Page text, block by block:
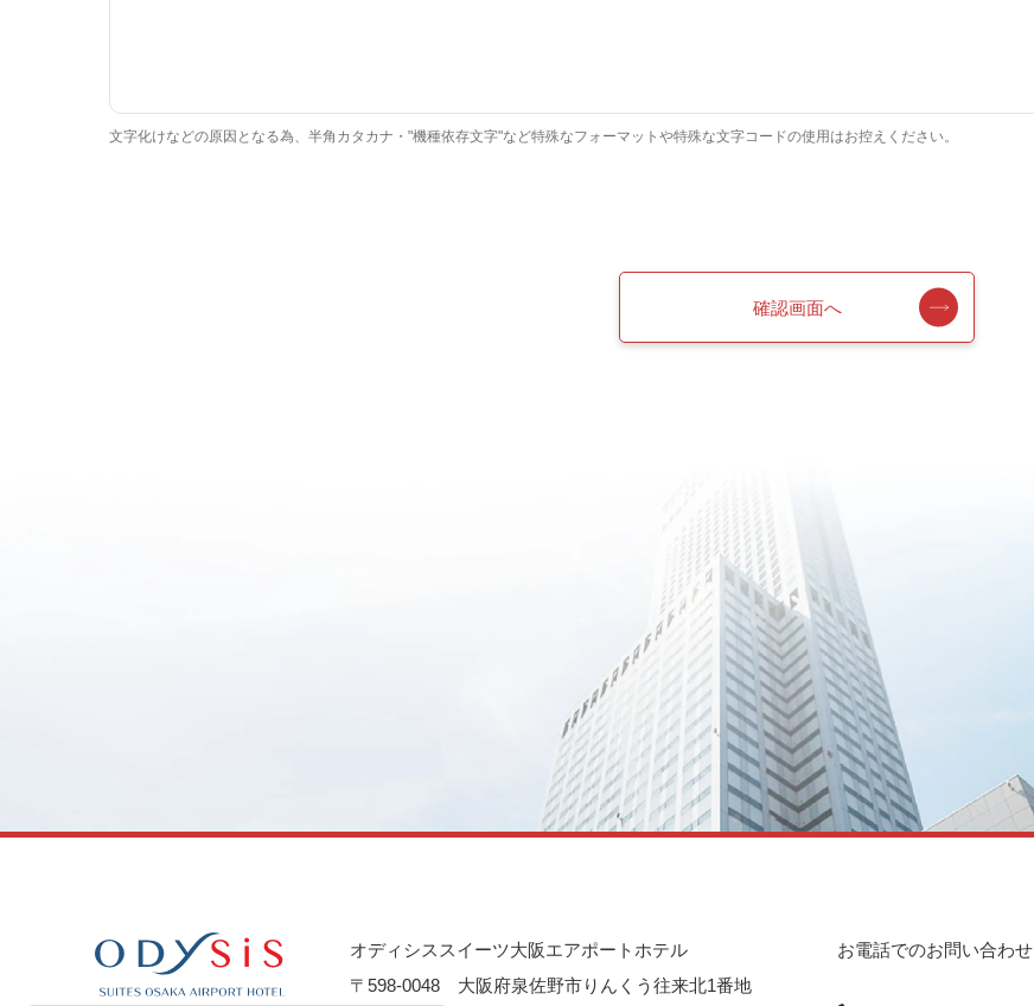
文字化けなどの原因となる為、半角カタカナ・"機種依存文字"など特殊なフォーマットや特殊な文字コードの使用はお控えください。
オディシススイーツ大阪エアポートホテル
〒598-0048 大阪府泉佐野市りんくう往来北1番地
お電話でのお問い合わせ